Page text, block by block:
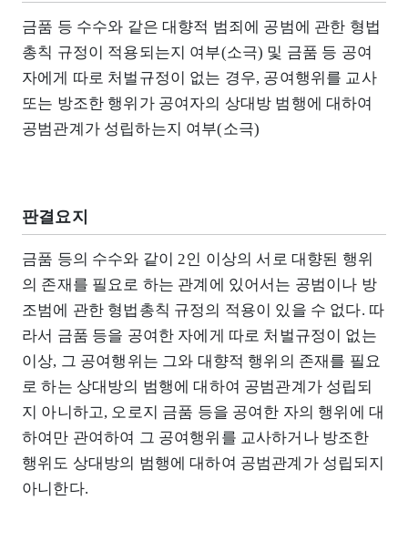
금품 등 수수와 같은 대향적 범죄에 공범에 관한 형법
총칙 규정이 적용되는지 여부(소극) 및 금품 등 공여
자에게 따로 처벌규정이 없는 경우, 공여행위를 교사
또는 방조한 행위가 공여자의 상대방 범행에 대하여
공범관계가 성립하는지 여부(소극)
판결요지
금품 등의 수수와 같이 2인 이상의 서로 대향된 행위
의 존재를 필요로 하는 관계에 있어서는 공범이나 방
조범에 관한 형법총칙 규정의 적용이 있을 수 없다. 따
라서 금품 등을 공여한 자에게 따로 처벌규정이 없는
이상, 그 공여행위는 그와 대향적 행위의 존재를 필요
로 하는 상대방의 범행에 대하여 공범관계가 성립되
지 아니하고, 오로지 금품 등을 공여한 자의 행위에 대
하여만 관여하여 그 공여행위를 교사하거나 방조한
행위도 상대방의 범행에 대하여 공범관계가 성립되지
아니한다.